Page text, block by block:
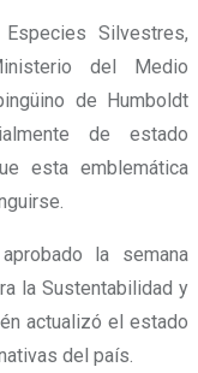
Silvestres,
del Medio
de Humboldt
de estado
esta emblemática
la semana
la Sustentabilidad y
actualizó el estado
del país.